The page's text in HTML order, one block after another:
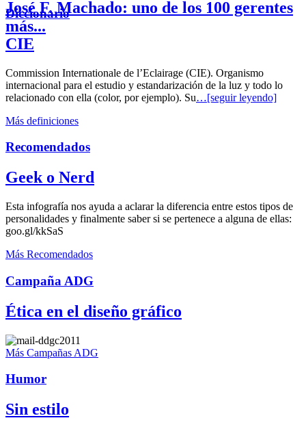
José F. Machado: uno de los 100 gerentes
más...
Diccionario
CIE
Commission Internationale de l’Eclairage (CIE). Organismo
internacional para el estudio y estandarización de la luz y todo lo
relacionado con ella (color, por ejemplo). Su…[seguir leyendo]
Más definiciones
Recomendados
Geek o Nerd
Esta infografía nos ayuda a aclarar la diferencia entre estos tipos de
personalidades y finalmente saber si se pertenece a alguna de ellas:
goo.gl/kkSaS
Más Recomendados
Campaña ADG
Ética en el diseño gráfico
Más Campañas ADG
Humor
Sin estilo